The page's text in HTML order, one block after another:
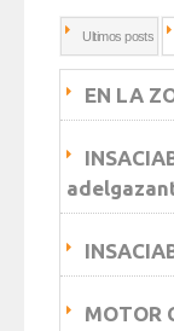
Ultimos posts
EN LA
MOTOR